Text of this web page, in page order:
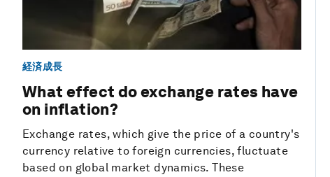
経済成長
What effect do exchange rates have
on inflation?
Exchange rates, which give the price of a country's
currency relative to foreign currencies, fluctuate
based on global market dynamics. These